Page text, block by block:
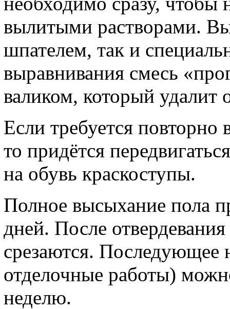
вылитыми растворами.
шпателем, так и
выравнивания смесь
валиком, который удалит
Если требуется
то придётся
на обувь краскоступы.
Полное высыхание пола
дней. После
срезаются. Последующее
отделочные работы)
неделю.